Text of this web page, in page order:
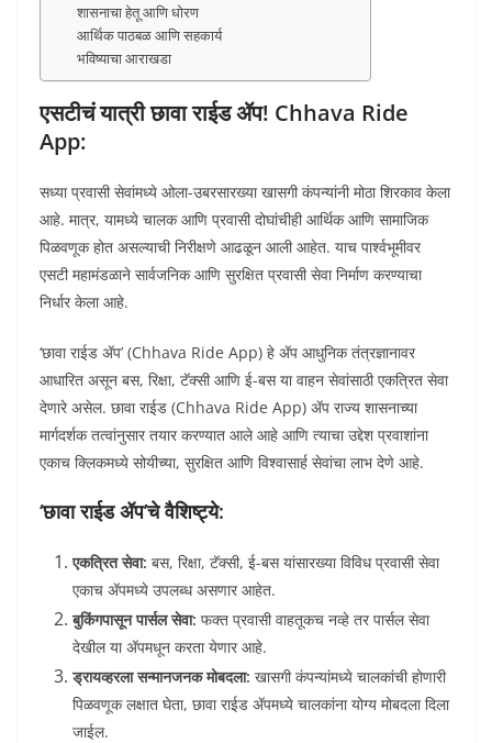
शासनाचा हेतू आणि धोरण
आर्थिक पाठबळ आणि सहकार्य
भविष्याचा आराखडा
एसटीचं यात्री छावा राईड ॲप! Chhava Ride
App:
सध्या प्रवासी सेवांमध्ये ओला-उबरसारख्या खासगी कंपन्यांनी मोठा शिरकाव केला
आहे. मात्र, यामध्ये चालक आणि प्रवासी दोघांचीही आर्थिक आणि सामाजिक
पिळवणूक होत असल्याची निरीक्षणे आढळून आली आहेत. याच पार्श्वभूमीवर
एसटी महामंडळाने सार्वजनिक आणि सुरक्षित प्रवासी सेवा निर्माण करण्याचा
निर्धार केला आहे.
‘छावा राईड ॲप’ (Chhava Ride App) हे ॲप आधुनिक तंत्रज्ञानावर
आधारित असून बस, रिक्षा, टॅक्सी आणि ई-बस या वाहन सेवांसाठी एकत्रित सेवा
देणारे असेल. छावा राईड (Chhava Ride App) ॲप राज्य शासनाच्या
मार्गदर्शक तत्वांनुसार तयार करण्यात आले आहे आणि त्याचा उद्देश प्रवाशांना
एकाच क्लिकमध्ये सोयीच्या, सुरक्षित आणि विश्वासार्ह सेवांचा लाभ देणे आहे.
‘छावा राईड ॲप’चे वैशिष्ट्ये:
एकत्रित सेवा: बस, रिक्षा, टॅक्सी, ई-बस यांसारख्या विविध प्रवासी सेवा
एकाच ॲपमध्ये उपलब्ध असणार आहेत.
बुकिंगपासून पार्सल सेवा: फक्त प्रवासी वाहतूकच नव्हे तर पार्सल सेवा
देखील या ॲपमधून करता येणार आहे.
ड्रायव्हरला सन्मानजनक मोबदला: खासगी कंपन्यांमध्ये चालकांची होणारी
पिळवणूक लक्षात घेता, छावा राईड ॲपमध्ये चालकांना योग्य मोबदला दिला
जाईल.